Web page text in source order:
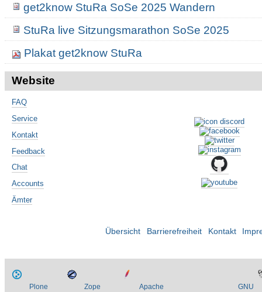
get2know StuRa SoSe 2025 Wandern
StuRa live Sitzungsmarathon SoSe 2025
Plakat get2know StuRa
Website
FAQ
Service
Kontakt
Feedback
Chat
Accounts
Ämter
Übersicht Barrierefreiheit Kontakt
Plone Zope Apache GNU